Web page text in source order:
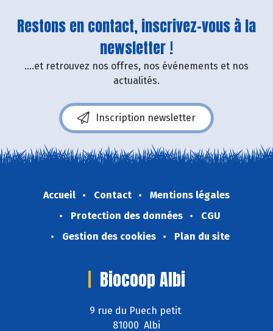
Restons en contact, inscrivez-vous à la
newsletter !
....et retrouvez nos offres, nos événements et nos
actualités.
Inscription newsletter
Accueil Contact
Mentions légales
Protection des données
CGU
Gestion des cookies
Plan du site
Biocoop Albi
9 rue du Puech petit
81000 Albi